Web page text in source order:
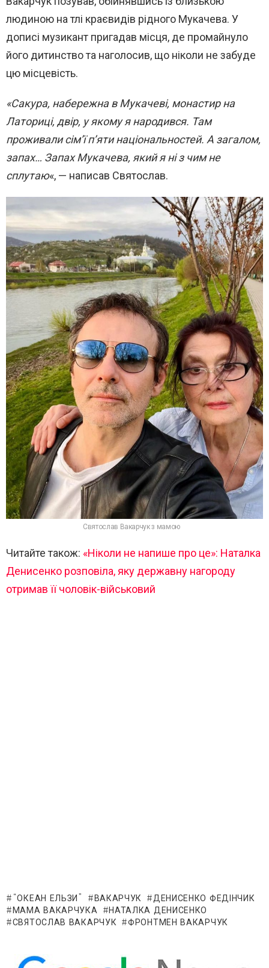
людиною на тлі краєвидів рідного Мукачева. У
дописі музикант пригадав місця, де промайнуло
його дитинство та наголосив, що ніколи не забуде
цю місцевість.
«Сакура, набережна в Мукачеві, монастир на
Латориці, двір, у якому я народився. Там
проживали сім’ї п’яти національностей. А загалом,
запах… Запах Мукачева, який я ні з чим не
сплутаю«, — написав Святослав.
Святослав Вакарчук з мамою
Читайте також: «Ніколи не напише про це»: Наталка
Денисенко розповіла, яку державну нагороду
отримав її чоловік-військовий
“ОКЕАН ЕЛЬЗИ” ВАКАРЧУК
ДЕНИСЕНКО ФЕДІНЧИК
МАМА ВАКАРЧУКА
НАТАЛКА ДЕНИСЕНКО
СВЯТОСЛАВ ВАКАРЧУК
ФРОНТМЕН ВАКАРЧУК